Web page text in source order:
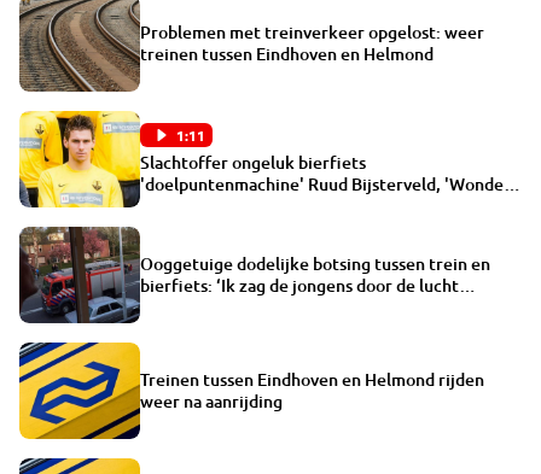
Problemen met treinverkeer opgelost: weer
treinen tussen Eindhoven en Helmond
1:11
Slachtoffer ongeluk bierfiets
'doelpuntenmachine' Ruud Bijsterveld, 'Wonder
Ooggetuige dodelijke botsing tussen trein en
bierfiets: ‘Ik zag de jongens door de lucht
Treinen tussen Eindhoven en Helmond rijden
weer na aanrijding